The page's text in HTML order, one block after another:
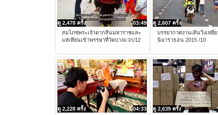
03:49
ดู 2,478 ครั้ง
สมโภชพระเจ้าตากสินมหาราชและ
แห่เทียนเข้าพรรษาที่วัดบางแวก/12
ดู 2,607 ครั้ง
บรรยากาศงานเดินวิ่งเหยี่ย
นิมาราธอน 2015 /10
04:33
ดู 2,228 ครั้ง
ดู 2,639 ครั้ง